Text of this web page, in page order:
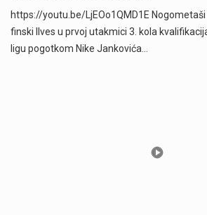
https://youtu.be/LjEOo1QMD1E Nogometaši
finski Ilves u prvoj utakmici 3. kola
ligu pogotkom Nike Jankovića…